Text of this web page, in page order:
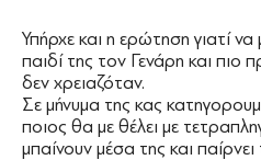
Υπήρχε και η ερώτηση γιατί
παιδί της τον Γενάρη και πιο
δεν χρειαζόταν.
Σε μήνυμα της κας
ποιος θα με θέλει με
μπαίνουν μέσα της και